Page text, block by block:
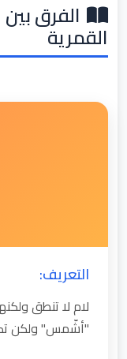
الفرق
القمرية
التعريف:
لام لا تنطق
"أشّمس" ولكن